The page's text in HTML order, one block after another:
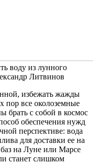
воду из лунного
Литвинов
избежать жажды
пор все околоземные
брать с собой в космос
обеспечения нужд
перспективе: вода
для доставки ее на
на Луне или Марсе
станет слишком